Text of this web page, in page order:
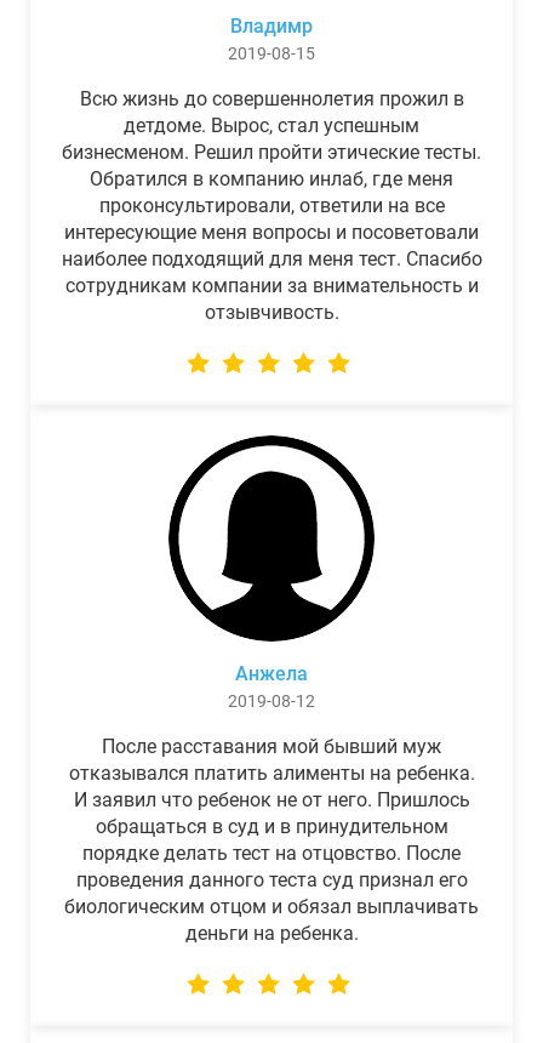
Владимр
2019-08-15
Всю жизнь до совершеннолетия прожил в
детдоме. Вырос, стал успешным
бизнесменом. Решил пройти этические тесты.
Обратился в компанию инлаб, где меня
проконсультировали, ответили на все
интересующие меня вопросы и посоветовали
наиболее подходящий для меня тест. Спасибо
сотрудникам компании за внимательность и
отзывчивость.
Анжела
2019-08-12
После расставания мой бывший муж
отказывался платить алименты на ребенка.
И заявил что ребенок не от него. Пришлось
обращаться в суд и в принудительном
порядке делать тест на отцовство. После
проведения данного теста суд признал его
биологическим отцом и обязал выплачивать
деньги на ребенка.